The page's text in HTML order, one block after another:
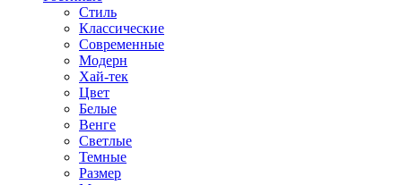
Стиль
Классические
Современные
Модерн
Хай-тек
Цвет
Белые
Венге
Светлые
Темные
Размер